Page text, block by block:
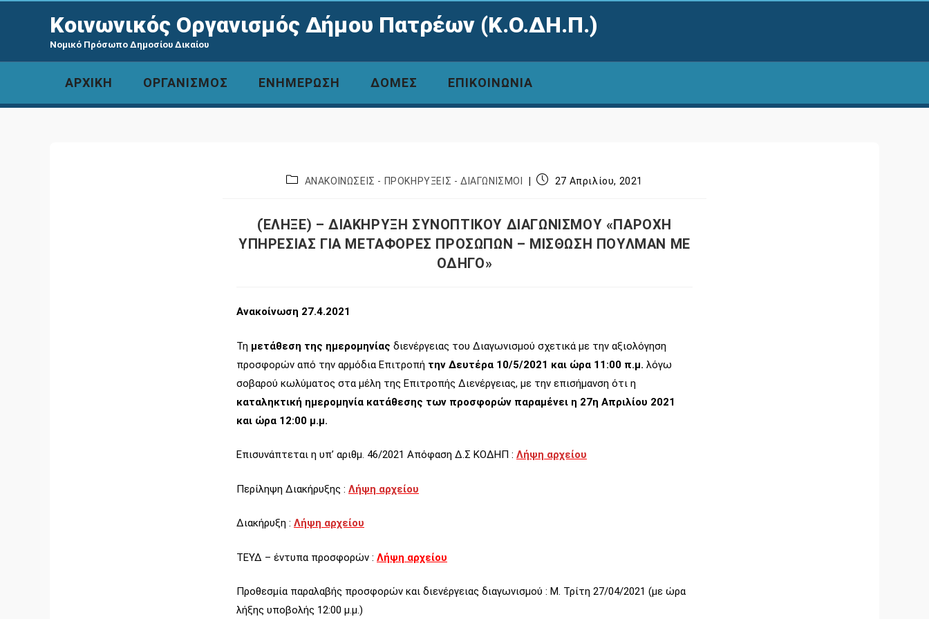
Κοινωνικός Οργανισμός Δήμου Πατρέων (Κ.Ο.ΔΗ.Π.)
Νομικό Πρόσωπο Δημοσίου Δικαίου
ΑΡΧΙΚΗ ΟΡΓΑΝΙΣΜΟΣ ΕΝΗΜΕΡΩΣΗ ΔΟΜΕΣ ΕΠΙΚΟΙΝΩΝΙΑ
ΑΝΑΚΟΙΝΩΣΕΙΣ - ΠΡΟΚΗΡΥΞΕΙΣ - ΔΙΑΓΩΝΙΣΜΟΙ 27 Απριλίου, 2021
(ΈΛΗΞΕ) – ΔΙΑΚΗΡΥΞΗ ΣΥΝΟΠΤΙΚΟΥ ΔΙΑΓΩΝΙΣΜΟΥ «ΠΑΡΟΧΗ
ΥΠΗΡΕΣΙΑΣ ΓΙΑ ΜΕΤΑΦΟΡΕΣ ΠΡΟΣΩΠΩΝ – ΜΙΣΘΩΣΗ ΠΟΥΛΜΑΝ ΜΕ
ΟΔΗΓΟ»
Ανακοίνωση 27.4.2021
Τη μετάθεση της ημερομηνίας διενέργειας του Διαγωνισμού σχετικά με την αξιολόγηση
προσφορών από την αρμόδια Επιτροπή την Δευτέρα 10/5/2021 και ώρα 11:00 π.μ. λόγω
σοβαρού κωλύματος στα μέλη της Επιτροπής Διενέργειας, με την επισήμανση ότι η
καταληκτική ημερομηνία κατάθεσης των προσφορών παραμένει η 27η Απριλίου 2021
και ώρα 12:00 μ.μ.
Επισυνάπτεται η υπ’ αριθμ. 46/2021 Απόφαση Δ.Σ ΚΟΔΗΠ : Λήψη αρχείου
Περίληψη Διακήρυξης : Λήψη αρχείου
Διακήρυξη : Λήψη αρχείου
ΤΕΥΔ – έντυπα προσφορών : Λήψη αρχείου
Προθεσμία παραλαβής προσφορών και διενέργειας διαγωνισμού : Μ. Τρίτη 27/04/2021 (με ώρα
λήξης υποβολής 12:00 μ.μ.)